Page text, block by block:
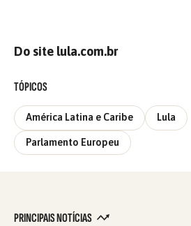
Do site lula.com.br
TÓPICOS
América Latina e Caribe Lula
Parlamento Europeu
PRINCIPAIS NOTÍCIAS